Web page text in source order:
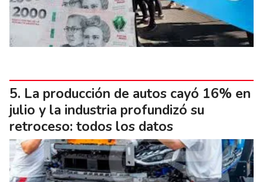
La producción de autos cayó 16% en
julio y la industria profundizó su
retroceso: todos los datos